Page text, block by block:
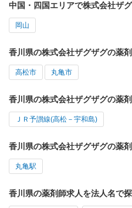
中国・四国エリアで株式会社ザ
岡山
香川県の株式会社ザグザグの薬
高松市 丸亀市
香川県の株式会社ザグザグの薬
ＪＲ予讃線(高松－宇和島)
香川県の株式会社ザグザグの薬
丸亀駅
香川県の薬剤師求人を法人名で